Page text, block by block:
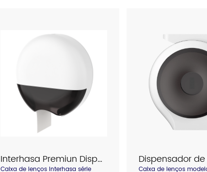
Interhasa Premiun Dispensador de lenços E51020
Caixa de lenços Interhasa série Caixa de lenços